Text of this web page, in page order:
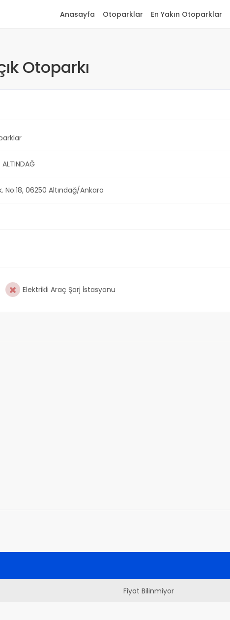
Anasayfa Otoparklar En Yakın Otoparklar
Otoparkı
No:18, 06250 Altındağ/Ankara
Elektrikli Araç Şarj İstasyonu
Fiyat Bilinmiyor